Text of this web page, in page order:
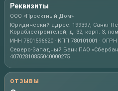
Реквизиты
ООО «Проектный Дом»
Юридический адрес: 199397, Санкт-
Кораблестроителей, д. 32, корп. 3,
ИНН 7801596620 · КПП 780101001 · ОГРН
Северо-Западный Банк ПАО
40702810855040000275
ОТЗЫВЫ